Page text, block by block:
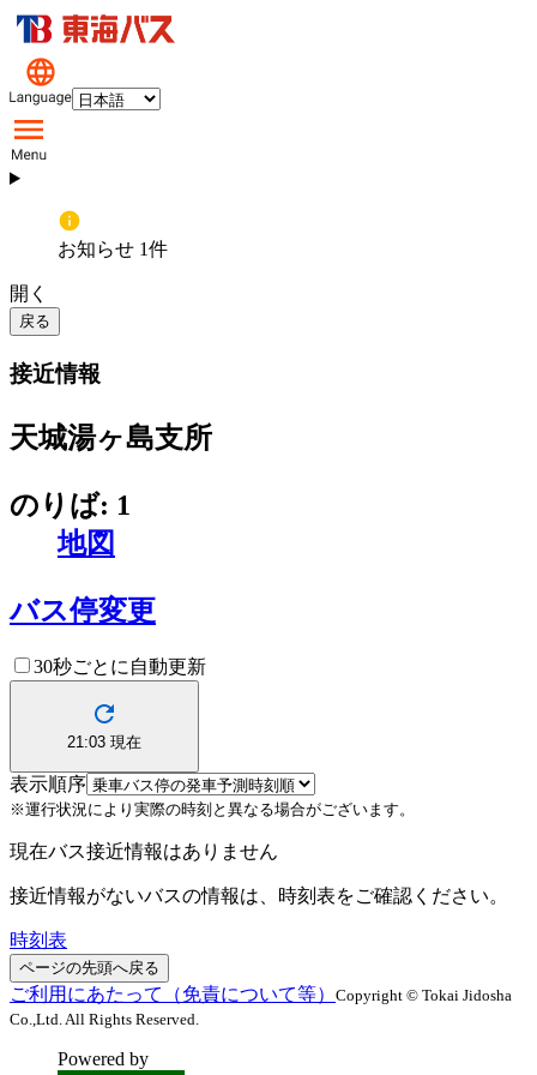
お知らせ 1件
開く
戻る
接近情報
天城湯ヶ島支所
のりば: 1
地図
バス停変更
30秒ごとに自動更新
21:03 現在
表示順序
※運行状況により実際の時刻と異なる場合がございます。
現在バス接近情報はありません
接近情報がないバスの情報は、時刻表をご確認ください。
時刻表
ページの先頭へ戻る
ご利用にあたって（免責について等） Copyright © Tokai Jidosha
Co.,Ltd. All Rights Reserved.
Powered by